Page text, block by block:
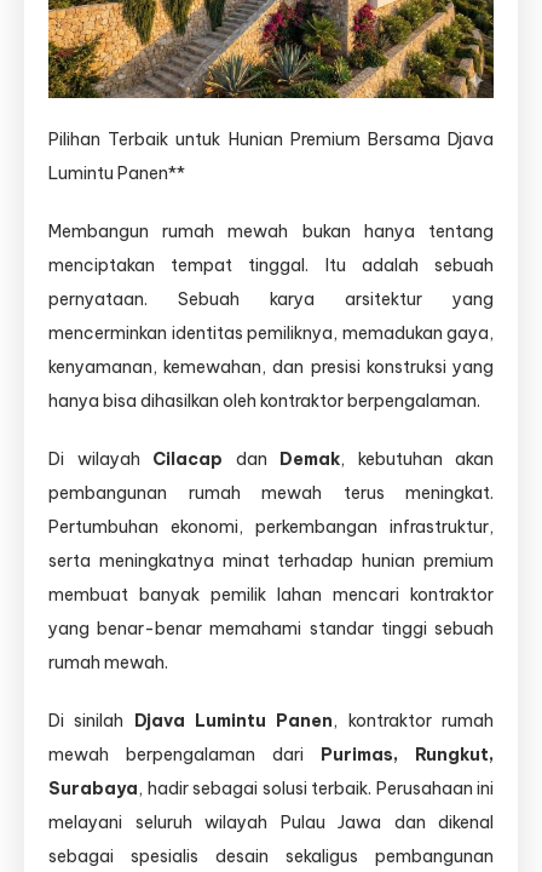
Mewah
Demak
Pilihan Terbaik untuk Hunian Premium Bersama Djava
Lumintu Panen**
Membangun rumah mewah bukan hanya tentang
menciptakan tempat tinggal. Itu adalah sebuah
pernyataan. Sebuah karya arsitektur yang
mencerminkan identitas pemiliknya, memadukan gaya,
kenyamanan, kemewahan, dan presisi konstruksi yang
hanya bisa dihasilkan oleh kontraktor berpengalaman.
Di wilayah Cilacap dan Demak, kebutuhan akan
pembangunan rumah mewah terus meningkat.
Pertumbuhan ekonomi, perkembangan infrastruktur,
serta meningkatnya minat terhadap hunian premium
membuat banyak pemilik lahan mencari kontraktor
yang benar-benar memahami standar tinggi sebuah
rumah mewah.
Di sinilah Djava Lumintu Panen, kontraktor rumah
mewah berpengalaman dari Purimas, Rungkut,
Surabaya, hadir sebagai solusi terbaik. Perusahaan ini
melayani seluruh wilayah Pulau Jawa dan dikenal
sebagai spesialis desain sekaligus pembangunan